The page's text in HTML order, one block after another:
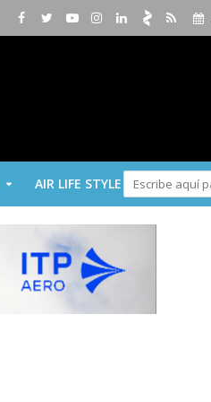
AIR LIFE STYLE